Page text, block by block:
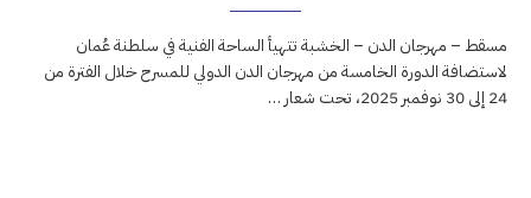
مسقط – مهرجان الدن – الخشبة تتهيأ الساحة الفنية في سلطنة عُمان
لاستضافة الدورة الخامسة من مهرجان الدن الدولي للمسرح خلال الفترة من
24 إلى 30 نوفمبر 2025، تحت شعار …